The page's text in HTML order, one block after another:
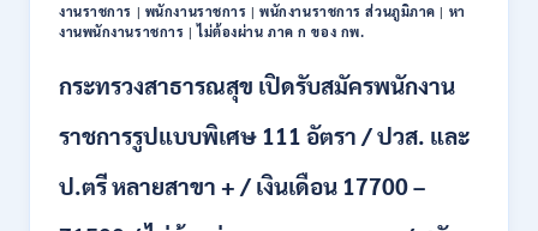
ขึ้น
ไป
ยินดี
นักศึกษา
ใหม่
งานราชการ | พนักงานราชการ |พนักงานราชการ ส่วนภูมิภาค | หา
งานพนักงานราชการ |ไม่ต้องผ่าน ภาค ก ของ กพ.
กระทรวงสาธารณสุข เปิดรับสมัครพนักงาน
ราชการรูปแบบพิเศษ 111 อัตรา / ปวส. และ
ป.ตรี หลายสาขา + / เงินเดือน 17700 –